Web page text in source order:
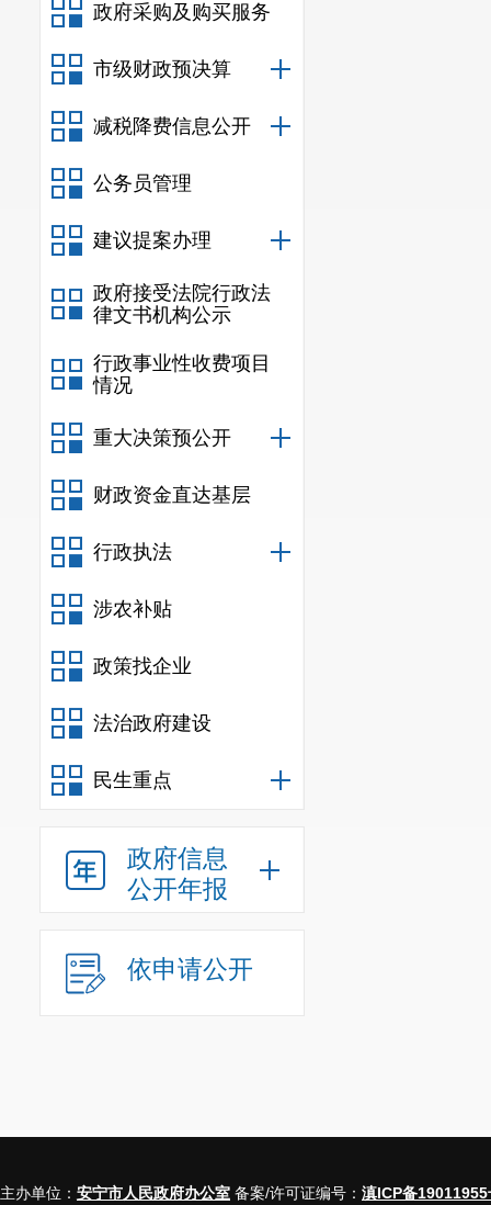
政府采购及购买服务
市级财政预决算
减税降费信息公开
公务员管理
建议提案办理
政府接受法院行政法
律文书机构公示
行政事业性收费项目
情况
重大决策预公开
财政资金直达基层
行政执法
涉农补贴
政策找企业
法治政府建设
民生重点
政府信息
公开年报
依申请公开
主办单位： 安宁市人民政府办公室 备案/许可证编号： 滇ICP备